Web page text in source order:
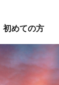
初めての方